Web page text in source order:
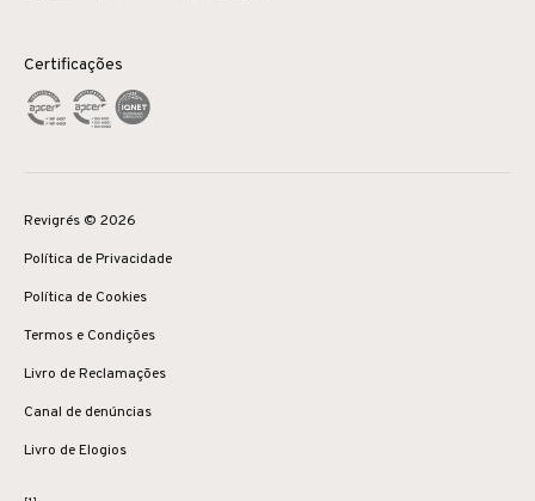
Certificações
Revigrés © 2026
Política de Privacidade
Política de Cookies
Termos e Condições
Livro de Reclamações
Canal de denúncias
Livro de Elogios